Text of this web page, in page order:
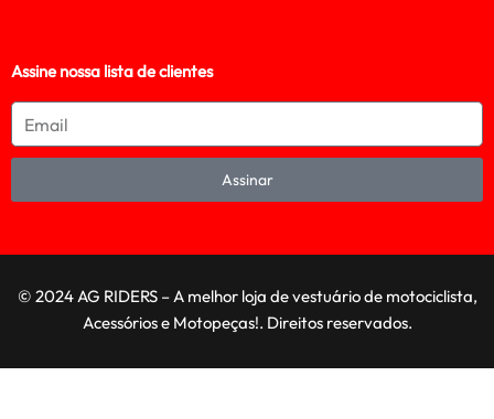
Assine nossa lista de clientes
Assinar
© 2024 AG RIDERS – A melhor loja de vestuário de motociclista,
Acessórios e Motopeças!. Direitos reservados.